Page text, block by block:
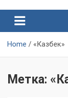
Севастополя
Home «Казбек»
Метка: